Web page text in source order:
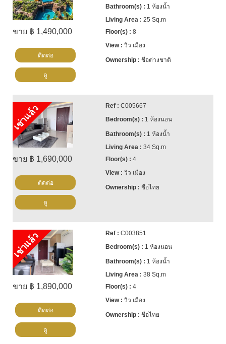
ขาย ฿ 1,490,000
1 ห้องน้ำ
25 Sq.m
8
วิว เมือง
ชื่อต่างชาติ
ติดต่อ
ดู
เช่าแล้ว
ขาย ฿ 1,690,000
C005667
1 ห้องนอน
1 ห้องน้ำ
34 Sq.m
4
วิว เมือง
ชื่อไทย
ติดต่อ
ดู
เช่าแล้ว
ขาย ฿ 1,890,000
C003851
1 ห้องนอน
1 ห้องน้ำ
38 Sq.m
4
วิว เมือง
ชื่อไทย
ติดต่อ
ดู